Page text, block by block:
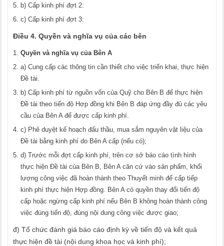
b) Cấp kinh phí đợt 2:
c) Cấp kinh phí đợt 3:
Điều 4. Quyền và nghĩa vụ của các bên
Quyền và nghĩa vụ của Bên A
a) Cung cấp các thông tin cần thiết cho việc triển khai, thực hiện
Đề tài.
b) Cấp kinh phí từ nguồn vốn của Quỹ cho Bên B để thực hiện
Đề tài theo tiến độ Hợp đồng khi Bên B đáp ứng đầy đủ các yêu
cầu của Bên A để được cấp kinh phí.
c) Phê duyệt kế hoạch đấu thầu, mua sắm nguyên vật liệu của
Đề tài bằng kinh phí do Bên A cấp (nếu có);
d) Trước mỗi đợt cấp kinh phí, trên cơ sở báo cáo tình hình
thực hiện Đề tài của Bên B, Bên A căn cứ vào sản phẩm, khối
lượng công việc đã hoàn thành theo Thuyết minh để cấp tiếp
kinh phí thực hiện Hợp đồng. Bên A có quyền thay đổi tiến độ
cấp hoặc ngừng cấp kinh phí nếu Bên B không hoàn thành công
việc đúng tiến độ, đúng nội dung công việc được giao;
đ) Tổ chức đánh giá báo cáo định kỳ về tiến độ và kết quả
thực hiện đề tài (nội dung khoa học và kinh phí);